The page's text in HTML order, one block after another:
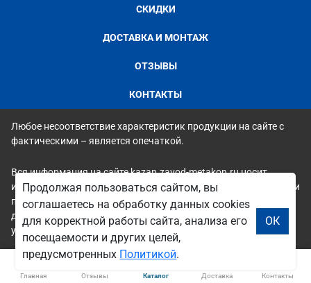
СКИДКИ
ДОСТАВКА И МОНТАЖ
ОТЗЫВЫ
КОНТАКТЫ
Любое несоответствие характеристик продукции на сайте с
фактическими – является опечаткой.
Вся информация на сайте kazan.zavod-metakon.ru носит
исключительно ознакомительный и справочный характер и ни
при каких условиях не является публичной офертой. Всю
дополнительную информацию можно узнать по телефонам
указанным на сайте.
Главная Отзывы Каталог Доставка Контакты
Продолжая пользоваться сайтом, вы
соглашаетесь на обработку данных cookies
для корректной работы сайта, анализа его
посещаемости и других целей,
предусмотренных Политикой.
ОК